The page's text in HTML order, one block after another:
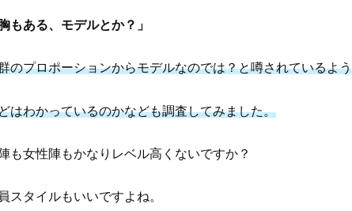
もある、モデルとか？」
のプロポーションからモデルなのでは？と噂されているよ
はわかっているのかなども調査してみました。
も女性陣もかなりレベル高くないですか？
スタイルもいいですよね。